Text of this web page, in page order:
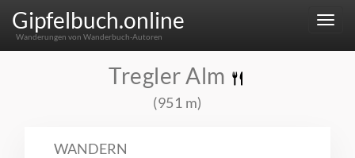
Menu
Gipfelbuch.online
Wanderungen von Wanderbuch-Autoren
Tregler Alm
(951 m)
WANDERN